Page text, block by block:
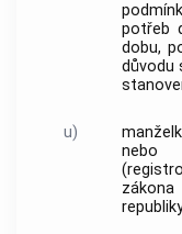
potřeb
dobu,
důvodu
u)
nebo